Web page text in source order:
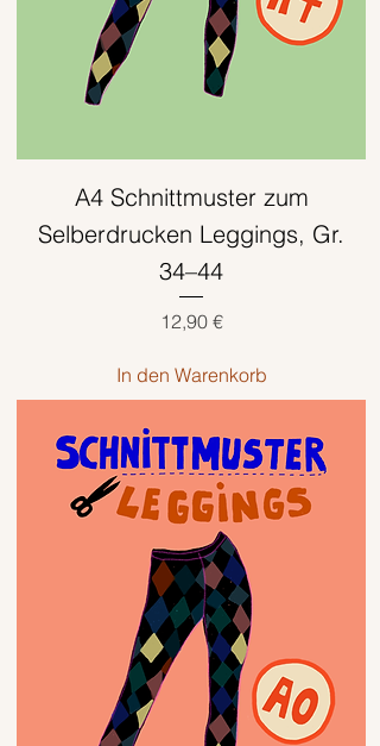
A4 Schnittmuster zum
Selberdrucken Leggings, Gr.
34–44
Preis
12,90 €
In den Warenkorb